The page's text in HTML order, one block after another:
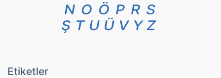
N O Ö P R S
Ş T U Ü V Y Z
Etiketler